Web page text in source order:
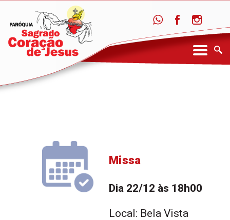
Missa
Dia 22/12 às 18h00
Local: Bela Vista